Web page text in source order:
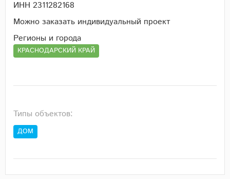
ИНН 2311282168
Можно заказать индивидуальный проект
Регионы и города
КРАСНОДАРСКИЙ КРАЙ
Типы объектов:
ДОМ